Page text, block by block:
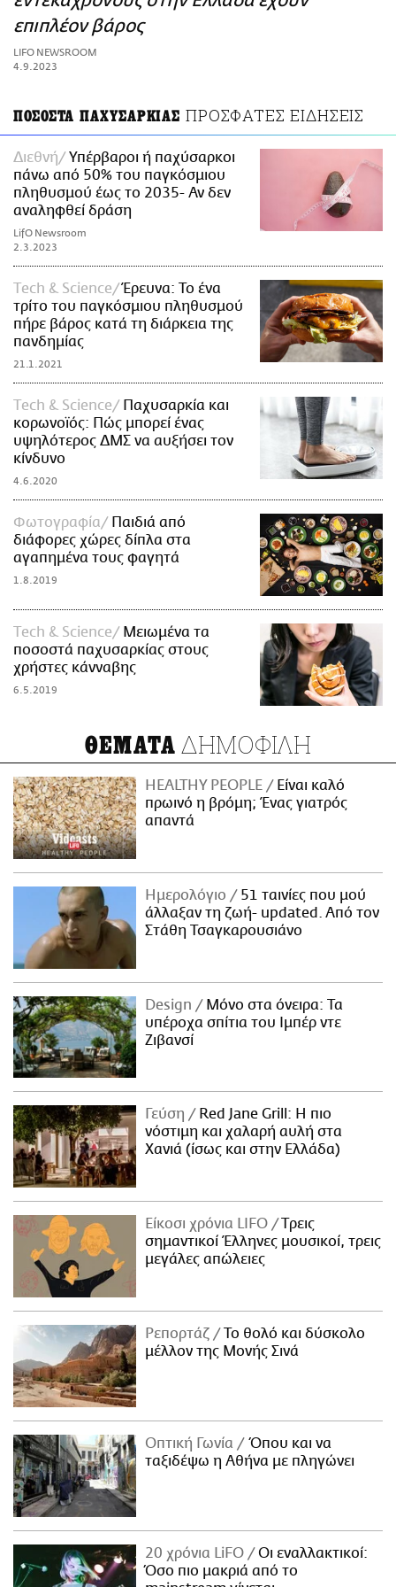
ΑΜΠΑ
PRINT
επιπλέον βάρος
LIFO NEWSROOM
4.9.2023
ΠΟΣΟΣΤΑ ΠΑΧΥΣΑΡΚΙΑΣ ΠΡΟΣΦΑΤΕΣ ΕΙΔΗΣΕΙΣ
Διεθνή
Υπέρβαροι ή παχύσαρκοι
πάνω από 50% του παγκόσμιου
πληθυσμού έως το 2035- Αν δεν
αναληφθεί δράση
LifO Newsroom
2.3.2023
Τech & Science
Έρευνα: Το ένα
τρίτο του παγκόσμιου πληθυσμού
πήρε βάρος κατά τη διάρκεια της
πανδημίας
21.1.2021
Τech & Science
Παχυσαρκία και
κορωνοϊός: Πώς μπορεί ένας
υψηλότερος ΔΜΣ να αυξήσει τον
κίνδυνο
4.6.2020
Φωτογραφία
Παιδιά από
διάφορες χώρες δίπλα στα
αγαπημένα τους φαγητά
1.8.2019
Τech & Science
Μειωμένα τα
ποσοστά παχυσαρκίας στους
χρήστες κάνναβης
6.5.2019
ΘΕΜΑΤΑ ΔΗΜΟΦΙΛΗ
HEALTHY PEOPLE
Είναι καλό
πρωινό η βρόμη; Ένας γιατρός
απαντά
Ημερολόγιο
51 ταινίες που μού
άλλαξαν τη ζωή- updated. Aπό τον
Στάθη Τσαγκαρουσιάνο
Design
Μόνο στα όνειρα: Τα
υπέροχα σπίτια του Ιμπέρ ντε
Ζιβανσί
Γεύση
Red Jane Grill: Η πιο
νόστιμη και χαλαρή αυλή στα
Χανιά (ίσως και στην Ελλάδα)
Είκοσι χρόνια LIFO
Tρεις
σημαντικοί Έλληνες μουσικοί, τρεις
μεγάλες απώλειες
Ρεπορτάζ
Το θολό και δύσκολο
μέλλον της Μονής Σινά
Οπτική Γωνία
Όπου και να
ταξιδέψω η Αθήνα με πληγώνει
20 χρόνια LiFO
Οι εναλλακτικοί:
Όσο πιο μακριά από το